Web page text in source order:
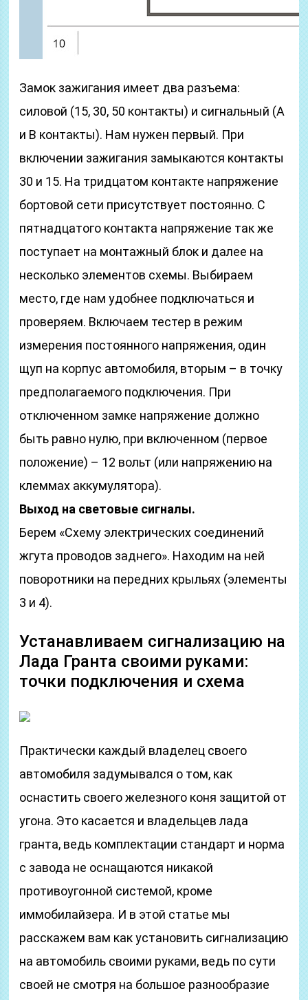
Замок зажигания имеет два разъема:
силовой (15, 30, 50 контакты) и сигнальный (А
и В контакты). Нам нужен первый. При
включении зажигания замыкаются контакты
30 и 15. На тридцатом контакте напряжение
бортовой сети присутствует постоянно. С
пятнадцатого контакта напряжение так же
поступает на монтажный блок и далее на
несколько элементов схемы. Выбираем
место, где нам удобнее подключаться и
проверяем. Включаем тестер в режим
измерения постоянного напряжения, один
щуп на корпус автомобиля, вторым – в точку
предполагаемого подключения. При
отключенном замке напряжение должно
быть равно нулю, при включенном (первое
положение) – 12 вольт (или напряжению на
клеммах аккумулятора).
Выход на световые сигналы.
Берем «Схему электрических соединений
жгута проводов заднего». Находим на ней
поворотники на передних крыльях (элементы
3 и 4).
Устанавливаем сигнализацию на
Лада Гранта своими руками:
точки подключения и схема
Практически каждый владелец своего
автомобиля задумывался о том, как
оснастить своего железного коня защитой от
угона. Это касается и владельцев лада
гранта, ведь комплектации стандарт и норма
с завода не оснащаются никакой
противоугонной системой, кроме
иммобилайзера. И в этой статье мы
расскажем вам как установить сигнализацию
на автомобиль своими руками, ведь по сути
своей не смотря на большое разнообразие